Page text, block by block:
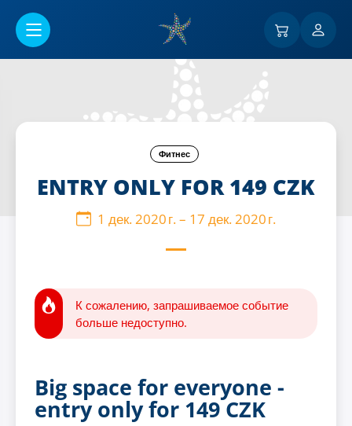
Фитнес
ENTRY ONLY FOR 149 CZK
1 дек. 2020 г.– 17 дек. 2020 г.
К сожалению, запрашиваемое событие
больше недоступно.
Big space for everyone -
entry only for 149 CZK